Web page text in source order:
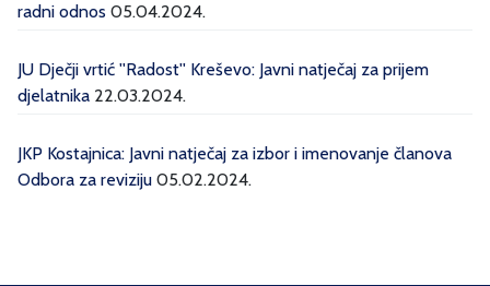
radni odnos 05.04.2024.
JU Dječji vrtić ''Radost'' Kreševo: Javni natječaj za prijem
djelatnika 22.03.2024.
JKP Kostajnica: Javni natječaj za izbor i imenovanje članova
Odbora za reviziju 05.02.2024.